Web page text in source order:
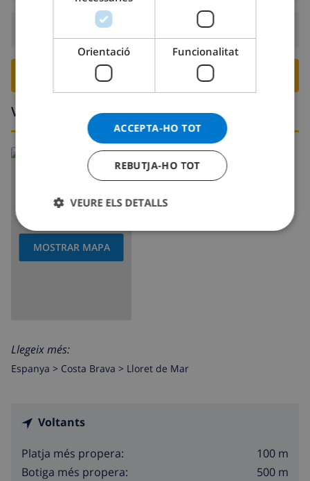
Sortida: Abans: 10:00
RESERVA AQUESTA VILLA ›
Voltants
MOSTRAR MAPA
Llegeix més:
Espanya > Costa Brava > Lloret de Mar
Voltants
Platja més propera:
100 m
Botiga més propera:
500 m
NORWEGIAN
Orientació Funcionalitat
ACCEPTA-HO TOT
REBUTJA-HO TOT
VEURE ELS DETALLS